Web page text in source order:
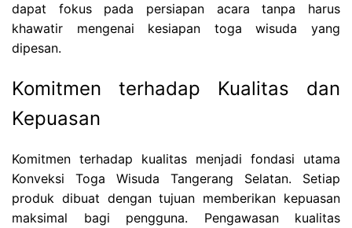
dapat fokus pada persiapan acara tanpa harus
khawatir mengenai kesiapan toga wisuda yang
dipesan.
Komitmen terhadap Kualitas dan
Kepuasan
Komitmen terhadap kualitas menjadi fondasi utama
Konveksi Toga Wisuda Tangerang Selatan. Setiap
produk dibuat dengan tujuan memberikan kepuasan
maksimal bagi pengguna. Pengawasan kualitas